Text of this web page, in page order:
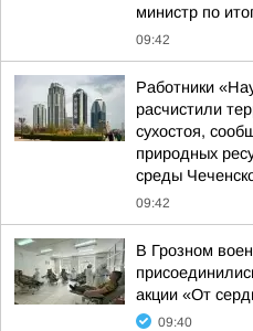
министр по
09:42
Работники
расчистили
сухостоя,
природных
среды
09:42
В Грозном
акции «От
09:40